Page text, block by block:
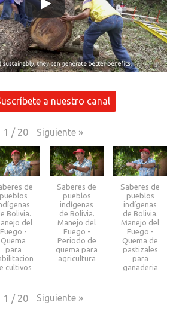
a nuestro canal
1 / 20 Siguiente »
de
pueblos
Bolivia.
del
Fuego -
Quema
para
cultivos
Saberes de
pueblos
indígenas
de Bolivia.
Manejo del
Fuego -
Periodo de
quema para
agricultura
Saberes de
pueblos
indígenas
de Bolivia.
Manejo del
Fuego -
Quema de
pastizales
para
ganaderia
1 / 20 Siguiente »